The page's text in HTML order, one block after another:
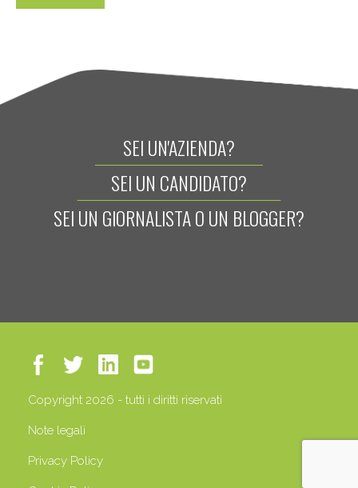
SEI UN'AZIENDA?
SEI UN CANDIDATO?
SEI UN GIORNALISTA O UN BLOGGER?
Copyright 2026 - tutti i diritti riservati
Note legali
Privacy Policy